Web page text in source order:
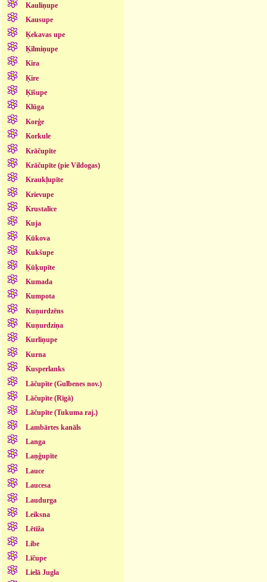
Kauliņupe
Kausupe
Ķekavas upe
Ķilmiņupe
Kira
Ķire
Ķīšupe
Klūga
Korģe
Korkule
Krāčupīte
Krāčupīte (pie Vildogas)
Kraukļupīte
Krievupe
Krustalīce
Kuja
Kūkova
Kukšupe
Ķūķupīte
Kumada
Kumpota
Kuņurdzēns
Kuņurdziņa
Kurliņupe
Kurna
Kusperlanks
Lāčupīte (Gulbenes nov.)
Lāčupīte (Rīgā)
Lāčupīte (Tukuma raj.)
Lambārtes kanāls
Langa
Laņģupīte
Lauce
Laucesa
Laudurga
Leiksna
Lētīža
Libe
Līčupe
Lielā Jugla